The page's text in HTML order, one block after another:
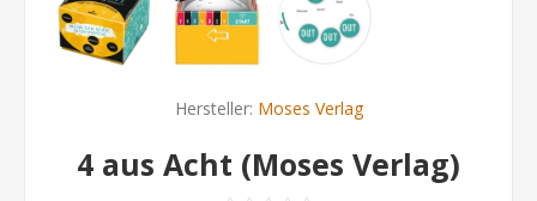
Hersteller: Moses Verlag
4 aus Acht (Moses Verlag)